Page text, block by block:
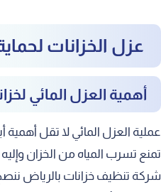
عزل الخزانات
أهمية العزل المائي
عملية العزل المائي لا تقل أهمية
تمنع تسرب المياه من الخزان
شركة تنظيف خزانات بالرياض ننصح